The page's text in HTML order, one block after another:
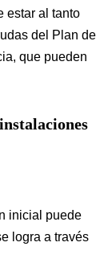
estar al tanto
del Plan de
que pueden
inicial puede
logra a través